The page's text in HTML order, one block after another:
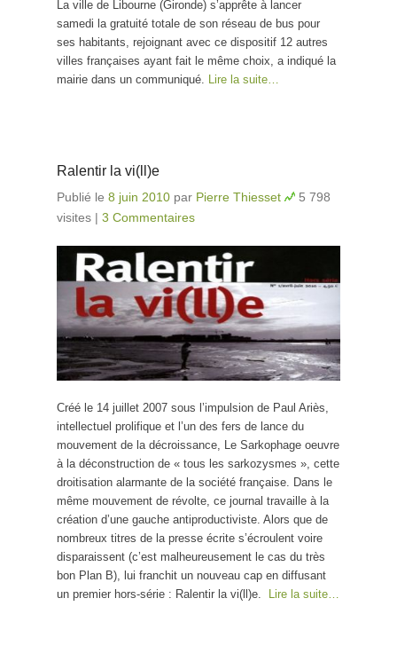
La ville de Libourne (Gironde) s’apprête à lancer
samedi la gratuité totale de son réseau de bus pour
ses habitants, rejoignant avec ce dispositif 12 autres
villes françaises ayant fait le même choix, a indiqué la
mairie dans un communiqué. Lire la suite…
Ralentir la vi(ll)e
Publié le 8 juin 2010 par Pierre Thiesset
5 798
visites | 3 Commentaires
Créé le 14 juillet 2007 sous l’impulsion de Paul Ariès,
intellectuel prolifique et l’un des fers de lance du
mouvement de la décroissance, Le Sarkophage oeuvre
à la déconstruction de « tous les sarkozysmes », cette
droitisation alarmante de la société française. Dans le
même mouvement de révolte, ce journal travaille à la
création d’une gauche antiproductiviste. Alors que de
nombreux titres de la presse écrite s’écroulent voire
disparaissent (c’est malheureusement le cas du très
bon Plan B), lui franchit un nouveau cap en diffusant
un premier hors-série : Ralentir la vi(ll)e.
Lire la suite…